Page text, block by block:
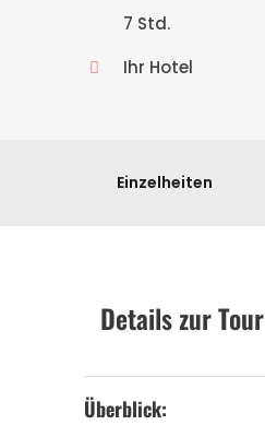
7 Std.
Ihr Hotel
Einzelheiten
Details zur Tour
Überblick: